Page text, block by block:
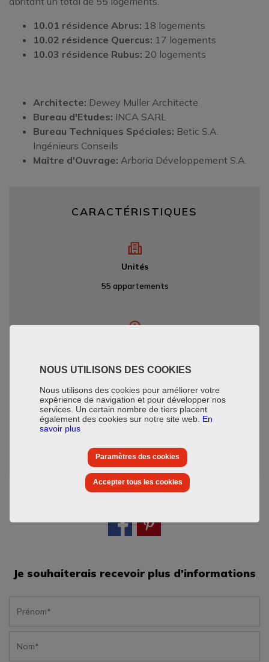
10.01 résidence Abrus: 18 logements
10.02 résidence Quercus: 17 logements
10.03 résidence Rubus: 20 logements
Architecte: Dewey Muller Architecte
Bureau d'Etudes: INCA SARL
Bureau Techniques Spéciales: Betic S.A.
Ingénieurs Conseils
Maître d'Ouvrage: Arboria Développement S.A.
CARACTÉRISTIQUES
Unités
55 appartements
24 mois
Date de livraison
Je souhaiterais recevoir plus d'informations
NOUS UTILISONS DES COOKIES
Nous utilisons des cookies pour améliorer votre
expérience de navigation et pour développer nos
services. Un certain nombre de tiers placent
également des cookies sur notre site web. En
savoir plus
Paramètres des cookies
Accepter tous les cookies